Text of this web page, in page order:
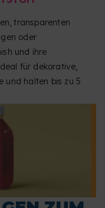
transparenten
oder
und ihre
für dekorative,
und halten bis zu 5